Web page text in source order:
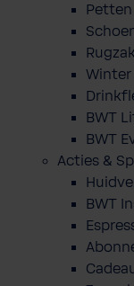
Winter
BWT
BWT
Acties &
BWT